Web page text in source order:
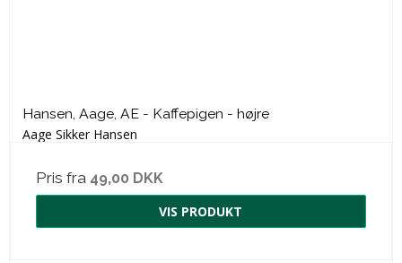
Hansen, Aage, AE - Kaffepigen - højre
Aage Sikker Hansen
Pris fra 49,00 DKK
VIS PRODUKT